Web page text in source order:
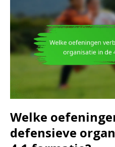
Welke
defensieve